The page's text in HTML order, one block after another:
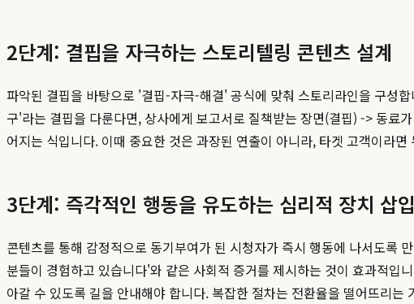
2단계: 결핍을 자극하는 스토리텔링 콘텐츠 설계
파악된 결핍을 바탕으로 '결핍-자극-해결' 공식에 맞춰 스토리라인을 구성
구'라는 결핍을 다룬다면, 상사에게 보고서로 질책받는 장면(결핍) -> 동료
어지는 식입니다. 이때 중요한 것은 과장된 연출이 아니라, 타겟 고객이라
3단계: 즉각적인 행동을 유도하는 심리적 장치 삽입
콘텐츠를 통해 감정적으로 동기부여가 된 시청자가 즉시 행동에 나서도록
분들이 경험하고 있습니다'와 같은 사회적 증거를 제시하는 것이 효과적
아갈 수 있도록 길을 안내해야 합니다. 복잡한 절차는 전환율을 떨어뜨리